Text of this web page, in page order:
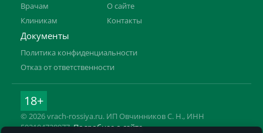
Врачам
Клиникам
О сайте
Контакты
Документы
Политика конфиденциальности
Отказ от ответственности
18+
© 2026 vrach-rossiya.ru. ИП Овчинников С. Н., ИНН
592104728977.Подробнее о сайте